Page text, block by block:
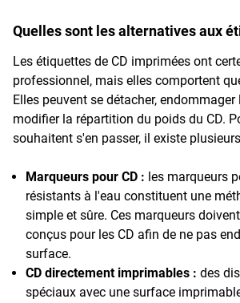
Quelles sont les alternatives aux
Les étiquettes de CD imprimées ont
professionnel, mais elles comportent
Elles peuvent se détacher, endommager
modifier la répartition du poids du CD.
souhaitent s'en passer, il existe
Marqueurs pour CD : les marqueurs
résistants à l'eau constituent une
simple et sûre. Ces marqueurs
conçus pour les CD afin de ne pas
surface.
CD directement imprimables : des
spéciaux avec une surface